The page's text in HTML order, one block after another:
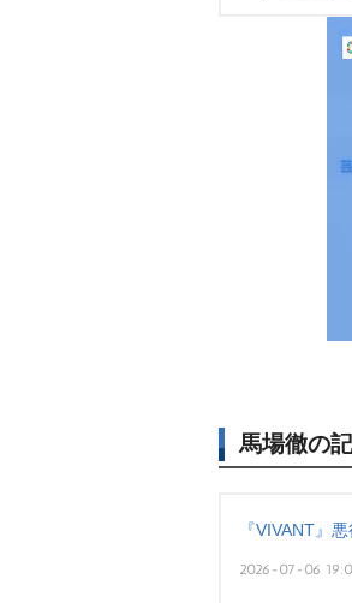
馬場徹の
『VIVANT』
2026-07-06